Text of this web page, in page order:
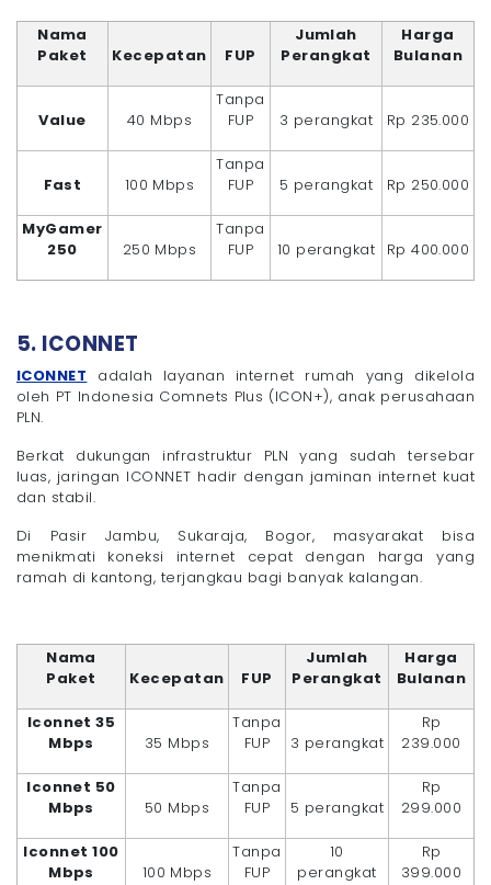
Nama
Paket
Kecepatan FUP
Jumlah
Perangkat
Harga
Bulanan
Value 40 Mbps
Tanpa
FUP
3 perangkat Rp 235.000
Fast 100 Mbps
Tanpa
FUP
5 perangkat Rp 250.000
MyGamer
250
250 Mbps
Tanpa
FUP
10 perangkat Rp 400.000
5. ICONNET
ICONNET adalah layanan internet rumah yang dikelola
oleh PT Indonesia Comnets Plus (ICON+), anak perusahaan
PLN.
Berkat dukungan infrastruktur PLN yang sudah tersebar
luas, jaringan ICONNET hadir dengan jaminan internet kuat
dan stabil.
Di Pasir Jambu, Sukaraja, Bogor, masyarakat bisa
menikmati koneksi internet cepat dengan harga yang
ramah di kantong, terjangkau bagi banyak kalangan.
Nama
Paket
Kecepatan FUP
Jumlah
Perangkat
Harga
Bulanan
Iconnet 35
Mbps
35 Mbps
Tanpa
FUP
3 perangkat
Rp
239.000
Iconnet 50
Mbps
50 Mbps
Tanpa
FUP
5 perangkat
Rp
299.000
Iconnet 100
Mbps
100 Mbps
Tanpa
FUP
10
perangkat
Rp
399.000